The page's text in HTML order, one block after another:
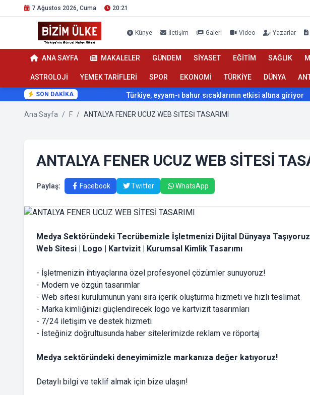
7 Ağustos 2026, Cuma 20:21
Künye İletişim Galeri Video Yazarlar
ANA SAYFA MAKALELER GÜNDEM SİYASET EĞİTİM SAĞLIK
ASTROLOJİ YEMEK TARİFLERİ SPOR EKONOMİ TÜRKİYE DÜNYA
SON DAKİKA Türkiye, eyyam-ı bahur sıcaklarının etkisi altına giriyor
Ana Sayfa / F / ANTALYA FENER UCUZ WEB SİTESİ TASARIMI
ANTALYA FENER UCUZ WEB SİTESİ
Paylaş: Facebook Twitter WhatsApp
Medya Sektöründeki Tecrübemizle İşletmenizi Dijital Dünyaya
Web Sitesi | Logo | Kartvizit | Kurumsal Kimlik Tasarımı
- İşletmenizin ihtiyaçlarına özel profesyonel çözümler sunuyoruz!
- Modern ve özgün tasarımlar
- Web sitesi kurulumunun yanı sıra içerik oluşturma hizmeti ve hızlı teslimat
- Marka kimliğinizi güçlendirecek logo ve kartvizit tasarımları
- 7/24 iletişim ve destek hizmeti
- İsteğiniz doğrultusunda haber sitelerimizde reklam ve röportaj
Medya sektöründeki deneyimimizle markanıza değer katıyoruz!
Detaylı bilgi ve teklif almak için bize ulaşın!